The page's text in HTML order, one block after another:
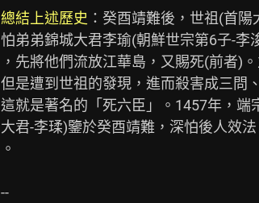
總結上述歷史 ：癸酉靖難後，世祖(首
怕弟弟錦城大君李瑜(朝鮮世宗第6子-
，先將他們流放江華島，又賜死(前者)
但是遭到世祖的發現，進而殺害成三問
這就是著名的「死六臣」。1457年，
大君-李瑈)鑒於癸酉靖難，深怕後人效
。